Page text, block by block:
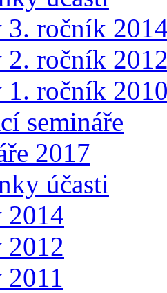
ročník
ročník
ročník
semináře
2017
účasti